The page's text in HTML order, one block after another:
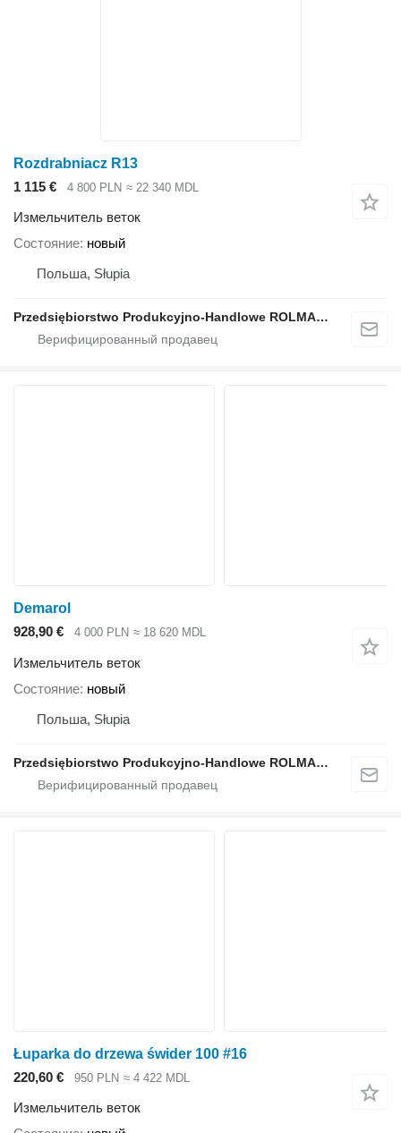
Rozdrabniacz R13
1 115 €
4 800 PLN ≈ 22 340 MDL
Измельчитель веток
Состояние новый
Польша, Słupia
Przedsiębiorstwo Produkcyjno-Handlowe ROLMAPOL Marcin Dziekan
Demarol
928,90 €
4 000 PLN ≈ 18 620 MDL
Измельчитель веток
Состояние новый
Польша, Słupia
Przedsiębiorstwo Produkcyjno-Handlowe ROLMAPOL Marcin Dziekan
Łuparka do drzewa świder 100 #16
220,60 €
950 PLN ≈ 4 422 MDL
Измельчитель веток